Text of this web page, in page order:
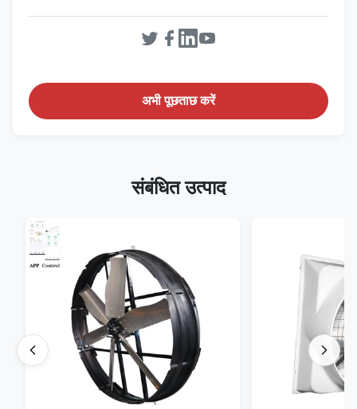
अभी पूछताछ करें
संबंधित उत्पाद